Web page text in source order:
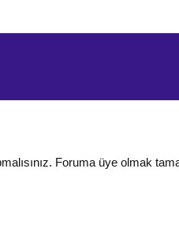
Foruma üye olmak